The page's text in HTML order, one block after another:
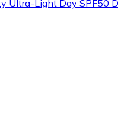
Ultra-Light Day SPF50